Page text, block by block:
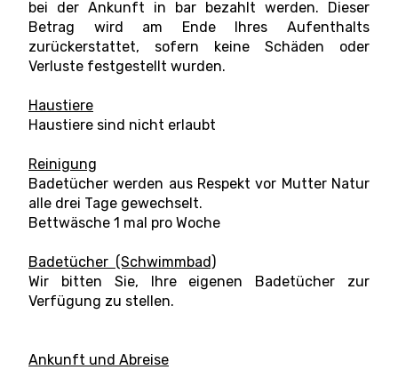
bei der Ankunft in bar bezahlt werden. Dieser
Betrag wird am Ende Ihres Aufenthalts
zurückerstattet, sofern keine Schäden oder
Verluste festgestellt wurden.
Haustiere
Haustiere sind nicht erlaubt
Reinigung
Badetücher werden aus Respekt vor Mutter Natur
alle drei Tage gewechselt.
Bettwäsche 1 mal pro Woche
Badetücher (Schwimmbad)
Wir bitten Sie, Ihre eigenen Badetücher zur
Verfügung zu stellen.
Ankunft und Abreise